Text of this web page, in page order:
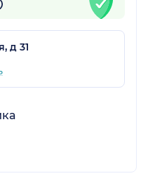
д 31